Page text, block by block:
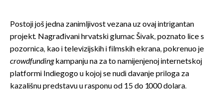
Postoji još jedna zanimljivost vezana uz ovaj intrigantan
projekt. Nagrađivani hrvatski glumac Šivak, poznato lice s
pozornica, kao i televizijskih i filmskih ekrana, pokrenuo je
crowdfundingkampanju na za to namijenjenoj internetskoj
platformi Indiegogo u kojoj se nudi davanje priloga za
kazališnu predstavu u rasponu od 15 do 1000 dolara.